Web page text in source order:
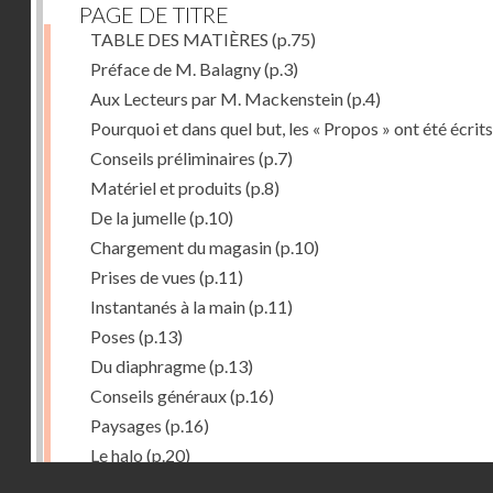
PAGE DE TITRE
TABLE DES MATIÈRES (p.75)
Préface de M. Balagny(p.3)
Aux Lecteurs par M. Mackenstein(p.4)
Pourquoi et dans quel but, les « Propos » ont été écrits
Conseils préliminaires (p.7)
Matériel et produits (p.8)
De la jumelle(p.10)
Chargement du magasin(p.10)
Prises de vues (p.11)
Instantanés à la main(p.11)
Poses (p.13)
Du diaphragme(p.13)
Conseils généraux(p.16)
Paysages (p.16)
Le halo (p.20)